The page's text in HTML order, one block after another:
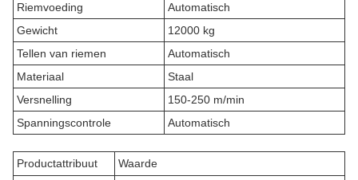
Riemvoeding
Automatisch
Gewicht
12000 kg
Tellen van riemen
Automatisch
Materiaal
Staal
Versnelling
150-250 m/min
Spanningscontrole
Automatisch
Productattribuut Waarde